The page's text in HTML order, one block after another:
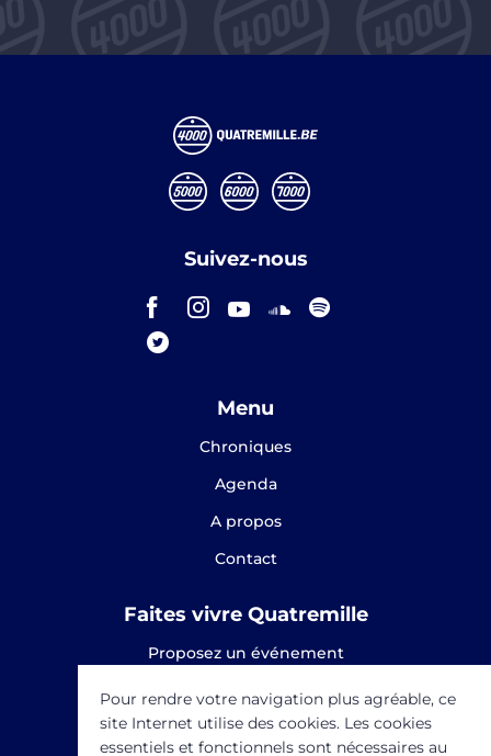
Suivez-nous
Menu
Chroniques
Agenda
A propos
Contact
Faites vivre Quatremille
Proposez un événement
Proposez une chronique
SOUTENEZ-NOUS
Pour rendre votre navigation plus agréable, ce
site Internet utilise des cookies. Les cookies
essentiels et fonctionnels sont nécessaires au